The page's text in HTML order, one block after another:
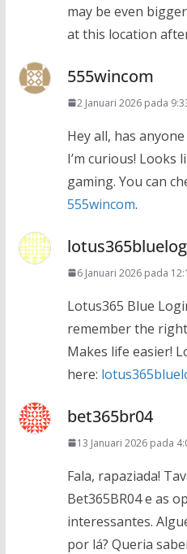
may be even
at this location
555wincom
2 Januari 2026 pada
Hey all, has
I’m curious! Looks
gaming. You can
555wincom.
6 Januari 2026 pada
Lotus365 Blue
remember the
Makes life easier!
here:
bet365br04
13 Januari 2026 pada
Fala, rapaziada!
Bet365BR04 e as
interessantes.
por lá? Queria